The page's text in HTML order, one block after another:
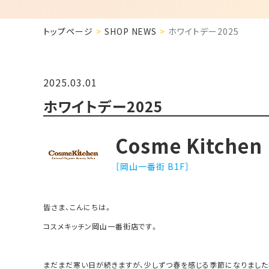
トップページ SHOP NEWS ホワイトデー2025
2025.03.01
ホワイトデー2025
Cosme Kitchen
［岡山一番街 B1F］
皆さま、こんにちは。
コスメキッチン岡山一番街店です。
まだまだ寒い日が続きますが、少しずつ春を感じる季節になりまし